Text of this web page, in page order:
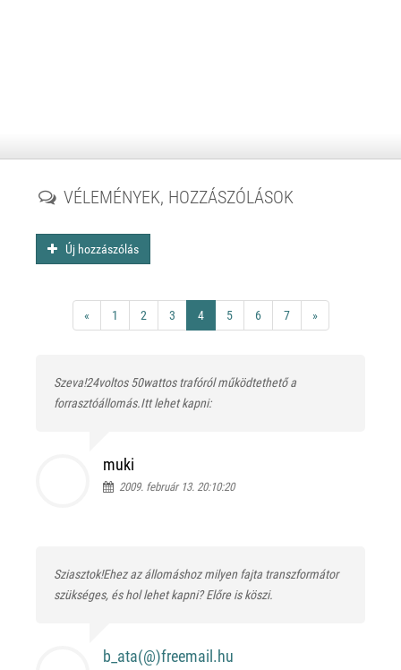
VÉLEMÉNYEK, HOZZÁSZÓLÁSOK
Új hozzászólás
« 1 2 3 4 5 6 7 »
Szeva!24voltos 50wattos trafóról működtethető a
forrasztóállomás.Itt lehet kapni:
muki
2009. február 13. 20:10:20
Sziasztok!Ehez az állomáshoz milyen fajta transzformátor
szükséges, és hol lehet kapni? Előre is köszi.
b_ata(@)freemail.hu